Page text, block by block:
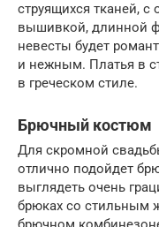
струящихся тканей, с
вышивкой, длинной
невесты будет
и нежным. Платья в
в греческом стиле.
Брючный костюм
Для скромной
отлично подойдет
выглядеть очень
брюках со стильным